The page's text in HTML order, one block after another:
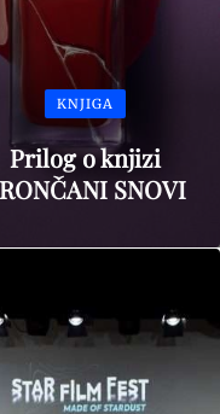
KNJIGA
Prilog o knjizi
SNOVI